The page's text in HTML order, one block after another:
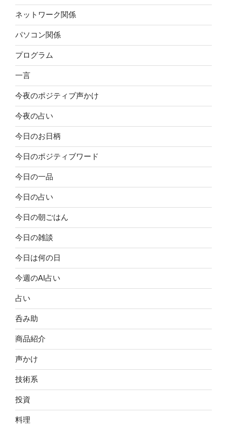
ネットワーク関係
パソコン関係
プログラム
一言
今夜のポジティブ声かけ
今夜の占い
今日のお日柄
今日のポジティブワード
今日の一品
今日の占い
今日の朝ごはん
今日の雑談
今日は何の日
今週のAI占い
占い
呑み助
商品紹介
声かけ
技術系
投資
料理